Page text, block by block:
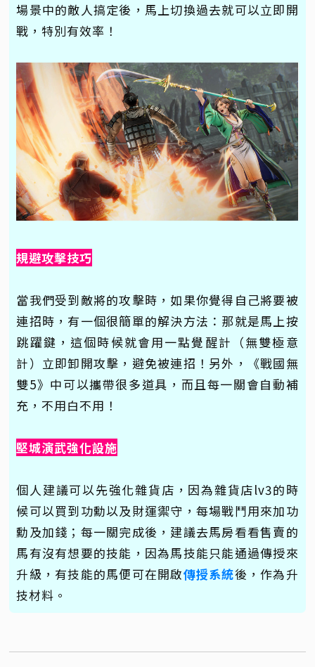
場景中的敵人搞定後，馬上切換過去就可以立即開
戰，特別有效率！
規避攻擊技巧
當我們受到敵將的攻擊時，如果你覺得自己將要被
連招時，有一個很簡單的解決方法：那就是馬上按
跳躍鍵，這個時候就會用一點覺醒計（無雙極意
計）立即卸開攻擊，避免被連招！另外，《戰國無
雙5》中可以攜帶很多道具，而且每一關會自動補
充，不用白不用！
堅城演武強化設施
個人建議可以先強化雜貨店，因為雜貨店lv3的時
候可以買到功勳以及財運禦守，每場戰鬥用來加功
勳及加錢；每一關完成後，建議去馬房看看售賣的
馬有沒有想要的技能，因為馬技能只能通過傳授來
升級，有技能的馬便可在開啟傳授系統後，作為升
技材料。